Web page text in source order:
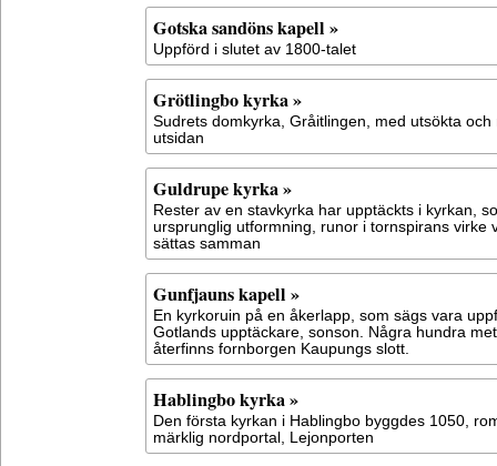
Gotska sandöns kapell »
Uppförd i slutet av 1800-talet
Grötlingbo kyrka »
Sudrets domkyrka, Gråitlingen, med utsökta
utsidan
Guldrupe kyrka »
Rester av en stavkyrka har upptäckts i kyrkan,
ursprunglig utformning, runor i tornspirans virke
sättas samman
Gunfjauns kapell »
En kyrkoruin på en åkerlapp, som sägs vara
Gotlands upptäckare, sonson. Några hundra
återfinns fornborgen Kaupungs slott.
Hablingbo kyrka »
Den första kyrkan i Hablingbo byggdes 1050,
märklig nordportal, Lejonporten